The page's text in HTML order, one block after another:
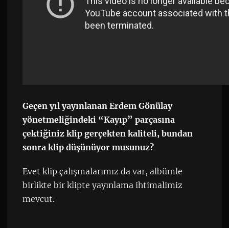
Geçen yıl yayınlanan Erdem Gönülay
yönetmeliğindeki “Kayıp” parçasına
çektiğiniz klip gerçekten kaliteli, bundan
sonra klip düşünüyor musunuz?
Evet klip çalışmalarımız da var, albümle
birlikte bir klipte yayınlama ihtimalimiz
mevcut.